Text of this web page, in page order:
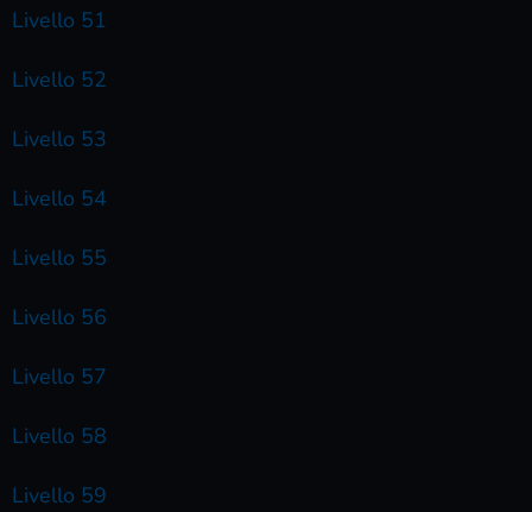
Livello 51
Livello 52
Livello 53
Livello 54
Livello 55
Livello 56
Livello 57
Livello 58
Livello 59